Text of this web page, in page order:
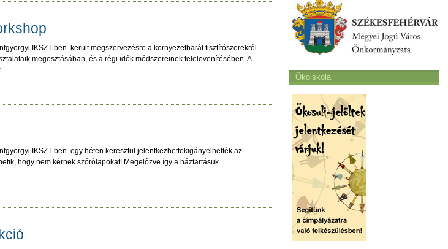
IKSZT-ben került megszervezésre a környezetbarát tisztítószerekről
megosztásában, és a régi idők módszereinek felelevenítésében. A
IKSZT-ben egy héten keresztül jelentkezhettekigányelhették az
hogy nem kérnek szórólapokat! Megelőzve így a háztartásuk
Ökoiskola